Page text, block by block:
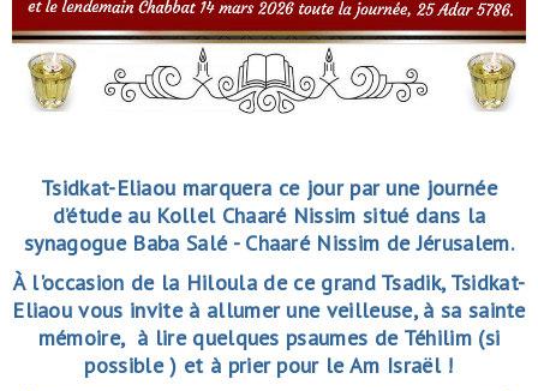
Tsidkat-Eliaou marquera ce jour par une journée
d’étude au Kollel Chaaré Nissim situé dans la
synagogue Baba Salé - Chaaré Nissim de Jérusalem.
À l'occasion de la Hiloula de ce grand Tsadik, Tsidkat-
Eliaou vous invite à allumer une veilleuse, à sa sainte
mémoire, à lire quelques psaumes de Téhilim (si
possible ) et à prier pour le Am Israël !